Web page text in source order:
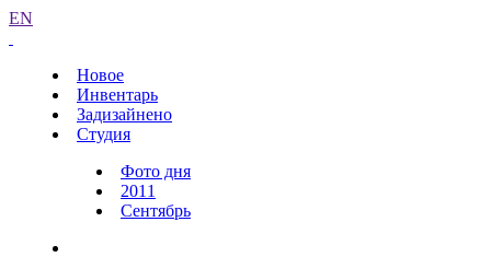
EN
Новое
Инвентарь
Задизайнено
Студия
Фото дня
2011
Сентябрь